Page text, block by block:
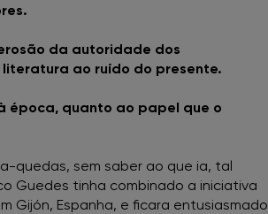
da autoridade dos
ao ruído do presente.
época, quanto ao papel que o
quedas, sem saber ao que ia, tal
Guedes tinha combinado a iniciativa
Gijón, Espanha, e ficara entusiasmado